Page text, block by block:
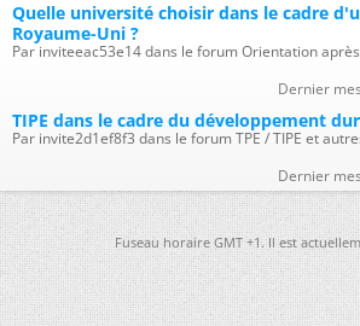
Quelle université choisir dans le cadre
Royaume-Uni ?
Par inviteeac53e14 dans le forum Orientation
Dernier
TIPE dans le cadre du développement
Par invite2d1ef8f3 dans le forum TPE / TIPE et
Dernier
Fuseau horaire GMT +1. Il est